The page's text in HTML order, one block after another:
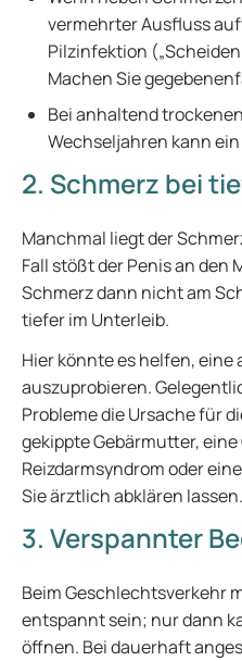
vermehrter Ausfluss
Pilzinfektion
Machen Sie
Bei anhaltend
Wechseljahren kann
2. Schmerz bei
Manchmal liegt der
Fall stößt der Penis an den
Schmerz dann nicht am
tiefer im Unterleib.
Hier könnte es helfen, eine
auszuprobieren.
Probleme die Ursache für
gekippte Gebärmutter,
Reizdarmsyndrom oder eine
Sie ärztlich abklären lassen.
3. Verspannter
Beim Geschlechtsverkehr
entspannt sein; nur dann
öffnen. Bei dauerhaft